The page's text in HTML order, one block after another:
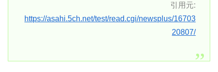
引用元:
https://asahi.5ch.net/test/read.cgi/newsplus/16703
20807/